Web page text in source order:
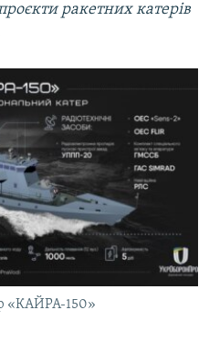
ракетних катерів
«КАЙРА-150»